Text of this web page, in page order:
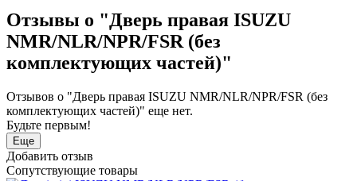
Отзывы о "Дверь правая ISUZU
NMR/NLR/NPR/FSR (без
комплектующих частей)"
Отзывов о "Дверь правая ISUZU NMR/NLR/NPR/FSR (без
комплектующих частей)" еще нет.
Будьте первым!
Еще
Добавить отзыв
Сопутствующие товары